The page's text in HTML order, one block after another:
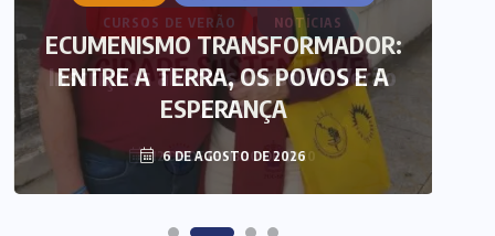
ECUMENISMO TRANSFORMADOR:
ENTRE A TERRA, OS POVOS E A
ESPERANÇA
6 DE AGOSTO DE 2026